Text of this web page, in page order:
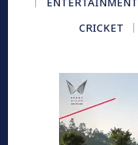
ENTERTAINMENT
CRICKET